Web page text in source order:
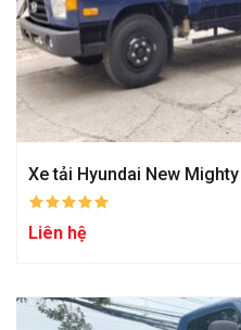
Xe tải Hyundai New
Liên hệ